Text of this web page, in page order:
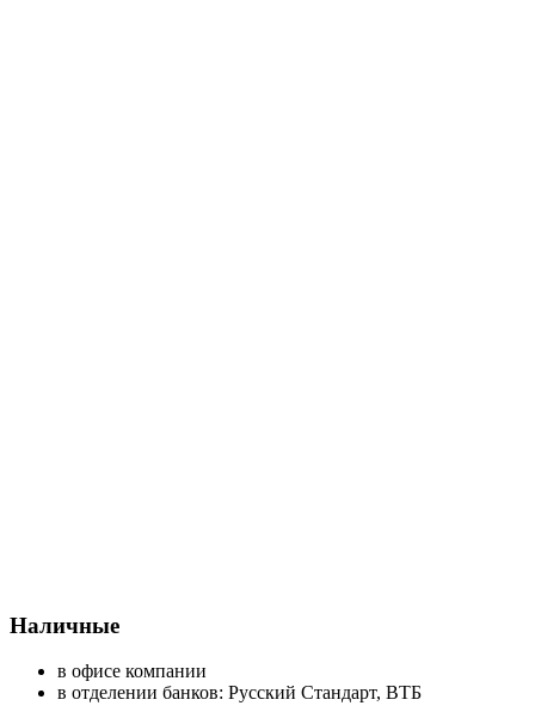
Наличные
в офисе компании
в отделении банков: Русский Стандарт, ВТБ